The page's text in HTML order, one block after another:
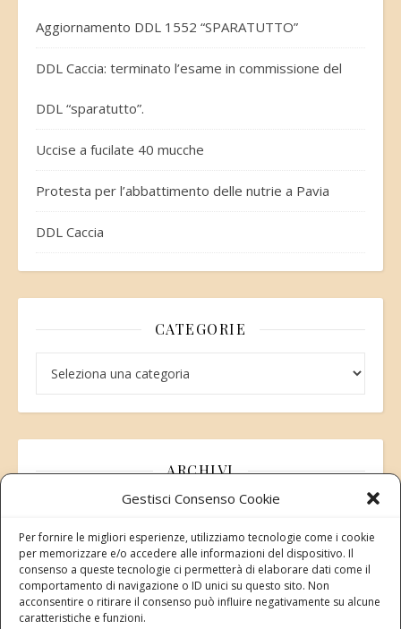
Gestisci Consenso Cookie
Per fornire le migliori esperienze, utilizziamo tecnologie come i cookie
per memorizzare e/o accedere alle informazioni del dispositivo. Il
consenso a queste tecnologie ci permetterà di elaborare dati come il
comportamento di navigazione o ID unici su questo sito. Non
acconsentire o ritirare il consenso può influire negativamente su alcune
caratteristiche e funzioni.
Aggiornamento DDL 1552 “SPARATUTTO”
DDL Caccia: terminato l’esame in commissione del
DDL “sparatutto”.
Uccise a fucilate 40 mucche
Protesta per l’abbattimento delle nutrie a Pavia
DDL Caccia
CATEGORIE
ARCHIVI
Modifica consenso